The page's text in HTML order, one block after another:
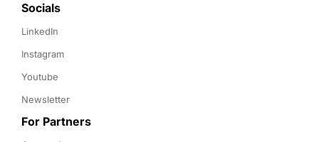
Socials
LinkedIn
Instagram
Youtube
Newsletter
For Partners